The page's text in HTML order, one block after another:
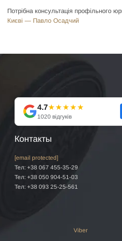
Потрібна консультація профільного
Києві — Павло Осадчий
4.7★★★★★
1020 відгуків
Контакты
[email protected]
Тел: +38 067 455-35-29
Тел: +38 050 904-51-03
Тел: +38 093 25-25-561
Viber